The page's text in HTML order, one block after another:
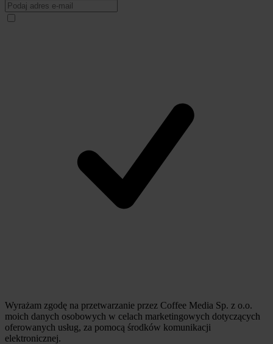
Wyrażam zgodę na przetwarzanie przez Coffee Media Sp. z o.o.
moich danych osobowych w celach marketingowych dotyczących
oferowanych usług, za pomocą środków komunikacji
elektronicznej.